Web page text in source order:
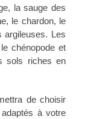
la sauge des
le chardon, le
argileuses. Les
chénopode et
sols riches en
de choisir
à votre